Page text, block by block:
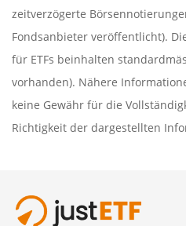
zeitverzögerte
Fondsanbieter veröffentlicht).
für ETFs beinhalten
vorhanden). Nähere
keine Gewähr für die
Richtigkeit der dargestellten